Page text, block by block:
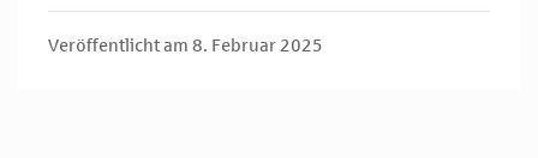
Veröffentlicht am 8. Februar 2025